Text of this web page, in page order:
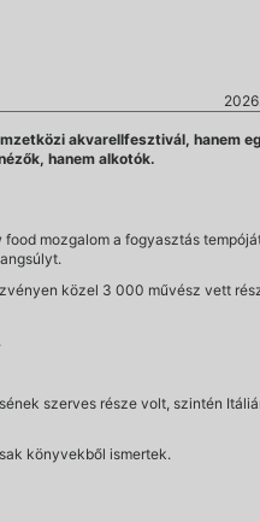
akvarellfesztivál, hanem
hanem alkotók.
mozgalom a fogyasztás
közel 3 000 művész vett
szerves része volt, szintén
könyvekből ismertek.